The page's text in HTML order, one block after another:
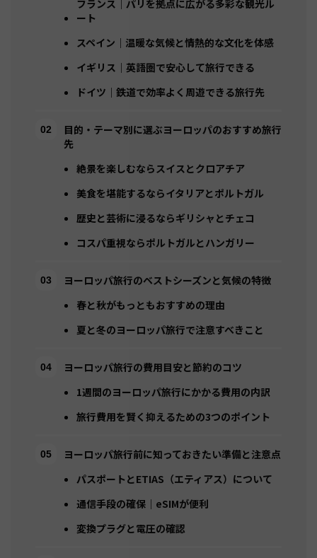
フランス｜パリを拠点に広がる多彩な観光ル
ート
スペイン｜温暖な気候と情熱的な文化を体感
イギリス｜英語圏で安心して旅行できる
ドイツ｜鉄道で効率よく周遊できる旅行先
目的・テーマ別に選ぶヨーロッパのおすすめ旅行
先
絶景を楽しむならスイスとクロアチア
美食を堪能するならイタリアとポルトガル
歴史と芸術に浸るならギリシャとチェコ
コスパ重視ならポルトガルとハンガリー
ヨーロッパ旅行のベストシーズンと気候の特徴
春と秋がもっともおすすめの理由
夏と冬のヨーロッパ旅行で注意すべきこと
ヨーロッパ旅行の費用目安と節約のコツ
1週間のヨーロッパ旅行にかかる費用の内訳
旅行費用を賢く抑えるための3つのポイント
ヨーロッパ旅行前に知っておきたい準備と注意点
パスポートとETIAS（エティアス）について
通信手段の確保｜eSIMが便利
変換プラグと電圧の確認